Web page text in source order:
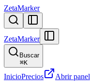
ZetaMarker
ZetaMarker
Buscar
⌘K
InicioPrecios Abrir panel